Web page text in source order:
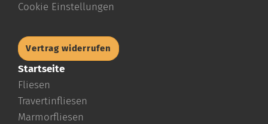
Cookie Einstellungen
Vertrag widerrufen
Startseite
Fliesen
Travertinfliesen
Marmorfliesen